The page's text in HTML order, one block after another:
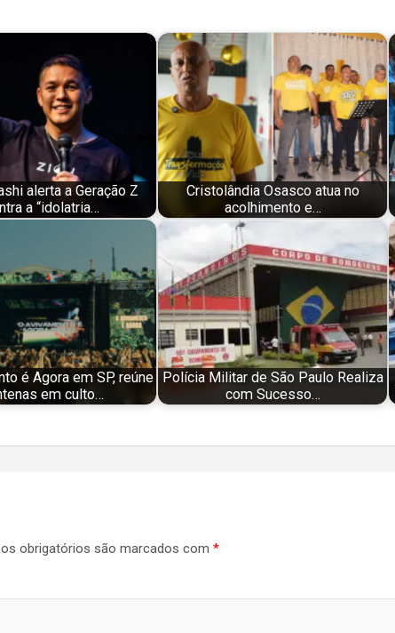
alerta a Geração Z
a “idolatria…
Cristolândia Osasco atua no
acolhimento e…
é Agora em SP, reúne
em culto…
Polícia Militar de São Paulo Realiza
com Sucesso…
obrigatórios são marcados com *